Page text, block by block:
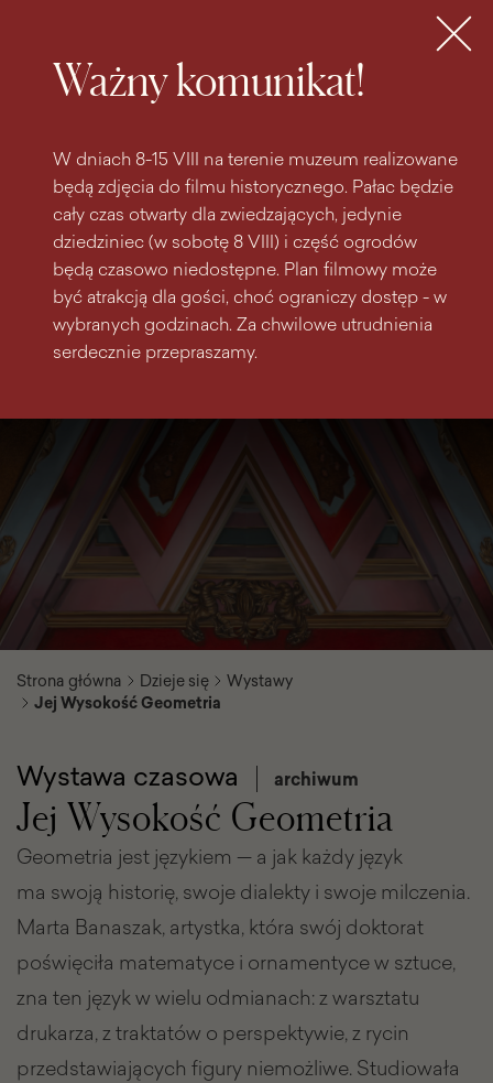
Ważny komunikat!
W dniach 8-15 VIII na terenie muzeum realizowane
będą zdjęcia do filmu historycznego. Pałac będzie
cały czas otwarty dla zwiedzających, jedynie
dziedziniec (w sobotę 8 VIII) i część ogrodów
będą czasowo niedostępne. Plan filmowy może
być atrakcją dla gości, choć ograniczy dostęp - w
wybranych godzinach. Za chwilowe utrudnienia
serdecznie przepraszamy.
MENU
Strona główna Dzieje się
Wystawy
Jej Wysokość Geometria
Wystawa czasowa archiwum
Jej Wysokość Geometria
Geometria jest językiem — a jak każdy język
ma swoją historię, swoje dialekty i swoje milczenia.
Marta Banaszak, artystka, która swój doktorat
poświęciła matematyce i ornamentyce w sztuce,
zna ten język w wielu odmianach: z warsztatu
drukarza, z traktatów o perspektywie, z rycin
przedstawiających figury niemożliwe. Studiowała